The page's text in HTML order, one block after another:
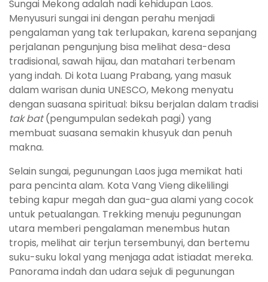
Sungai Mekong adalah nadi kehidupan Laos.
Menyusuri sungai ini dengan perahu menjadi
pengalaman yang tak terlupakan, karena sepanjang
perjalanan pengunjung bisa melihat desa-desa
tradisional, sawah hijau, dan matahari terbenam
yang indah. Di kota Luang Prabang, yang masuk
dalam warisan dunia UNESCO, Mekong menyatu
dengan suasana spiritual: biksu berjalan dalam tradisi
tak bat(pengumpulan sedekah pagi) yang
membuat suasana semakin khusyuk dan penuh
makna.
Selain sungai, pegunungan Laos juga memikat hati
para pencinta alam. Kota Vang Vieng dikelilingi
tebing kapur megah dan gua-gua alami yang cocok
untuk petualangan. Trekking menuju pegunungan
utara memberi pengalaman menembus hutan
tropis, melihat air terjun tersembunyi, dan bertemu
suku-suku lokal yang menjaga adat istiadat mereka.
Panorama indah dan udara sejuk di pegunungan